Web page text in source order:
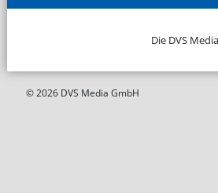
Die DVS
© 2026 DVS Media GmbH